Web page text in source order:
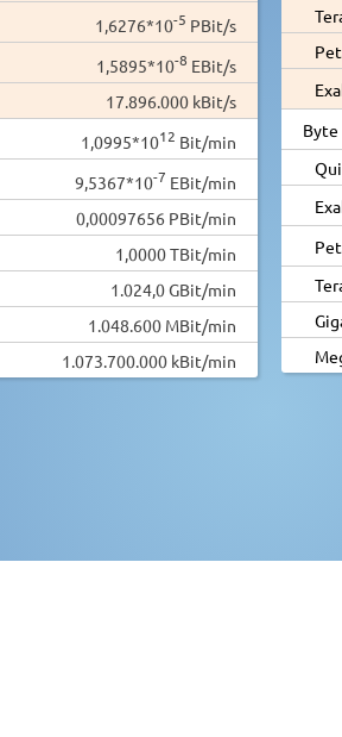
1,6276*10-5 PBit/s
1,5895*10-8 EBit/s
17.896.000 kBit/s
1,0995*1012 Bit/min
9,5367*10-7 EBit/min
0,00097656 PBit/min
1,0000 TBit/min
1.024,0 GBit/min
1.048.600 MBit/min
1.073.700.000 kBit/min
Byte